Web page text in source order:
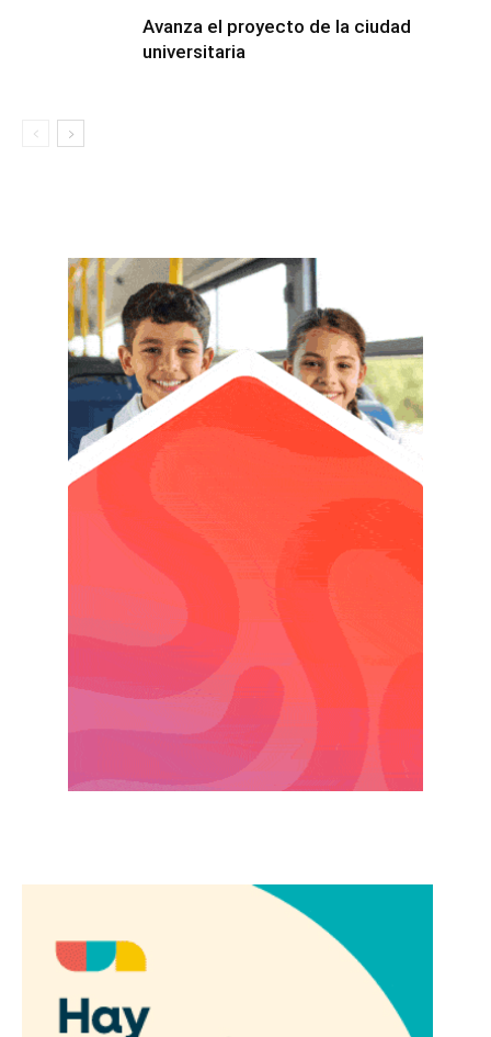
Avanza el proyecto de la ciudad
universitaria